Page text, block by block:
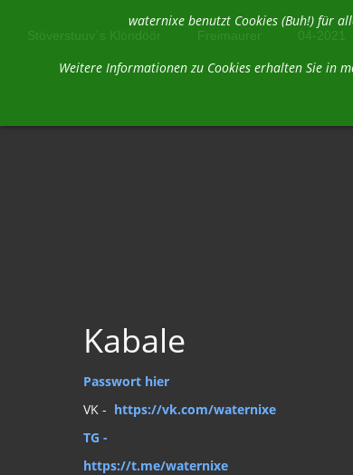
waternixe benutzt Cookies (Buh!) für
Weitere Informationen zu Cookies erhalten Sie in
Kabale
Passwort hier
VK - https://vk.com/waternixe
TG -
https://t.me/waternixe